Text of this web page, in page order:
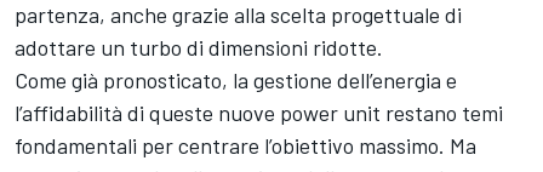
partenza, anche grazie alla scelta progettuale di
adottare un turbo di dimensioni ridotte.
Come già pronosticato, la gestione dell’energia e
l’affidabilità di queste nuove power unit restano temi
fondamentali per centrare l’obiettivo massimo. Ma